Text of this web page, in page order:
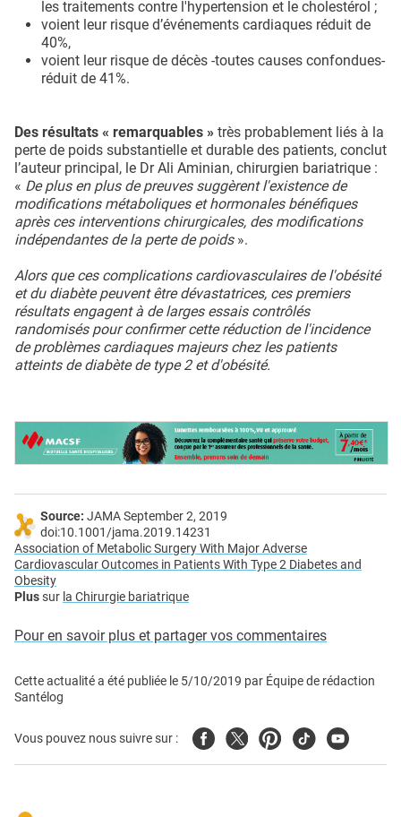
les traitements contre l'hypertension et le cholestérol ;
voient leur risque d’événements cardiaques réduit de
40%,
voient leur risque de décès -toutes causes confondues-
réduit de 41%.
Des résultats « remarquables » très probablement liés à la
perte de poids substantielle et durable des patients, conclut
l’auteur principal, le Dr Ali Aminian, chirurgien bariatrique :
« De plus en plus de preuves suggèrent l'existence de
modifications métaboliques et hormonales bénéfiques
après ces interventions chirurgicales, des modifications
indépendantes de la perte de poids».
Alors que ces complications cardiovasculaires de l'obésité
et du diabète peuvent être dévastatrices, ces premiers
résultats engagent à de larges essais contrôlés
randomisés pour confirmer cette réduction de l'incidence
de problèmes cardiaques majeurs chez les patients
atteints de diabète de type 2 et d'obésité.
Source: JAMA September 2, 2019
doi:10.1001/jama.2019.14231
Association of Metabolic Surgery With Major Adverse
Cardiovascular Outcomes in Patients With Type 2 Diabetes and
Obesity
Plussur la Chirurgie bariatrique
Pour en savoir plus et partager vos commentaires
Cette actualité a été publiée le 5/10/2019 par Équipe de rédaction
Santélog
Vous pouvez nous suivre sur : FacebookTwitterPinterest
TiktokYoutube